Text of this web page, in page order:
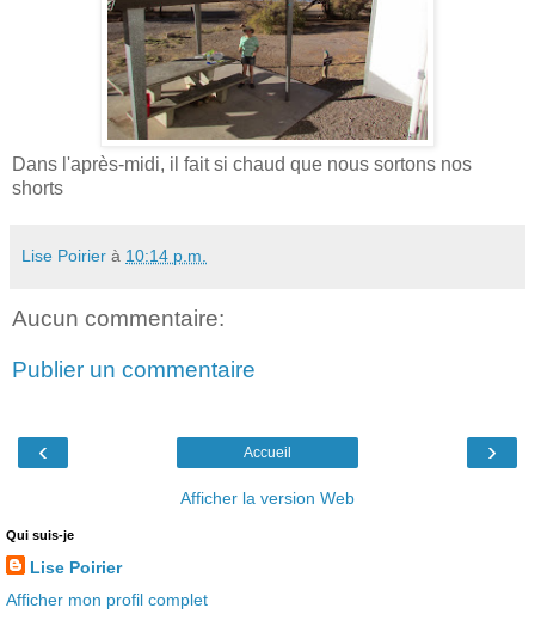
Dans l'après-midi, il fait si chaud que nous sortons nos
shorts
Lise Poirier à 10:14 p.m.
Aucun commentaire:
Publier un commentaire
‹ ›
Accueil
Afficher la version Web
Qui suis-je
Lise Poirier
Afficher mon profil complet